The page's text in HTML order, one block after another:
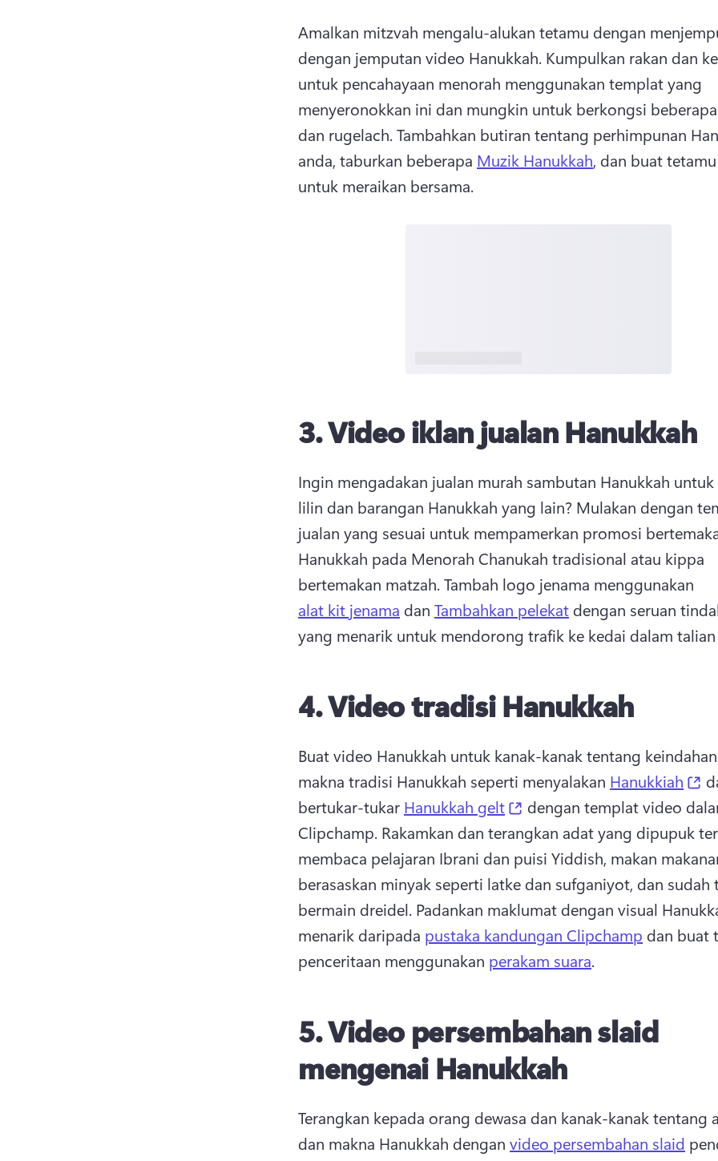
Amalkan mitzvah mengalu-alukan tetamu dengan
dengan jemputan video Hanukkah. Kumpulkan rakan dan
untuk pencahayaan menorah menggunakan templat yang
menyeronokkan ini dan mungkin untuk berkongsi
dan rugelach. Tambahkan butiran tentang perhimpunan
anda, taburkan beberapa Muzik Hanukkah, dan buat
untuk meraikan bersama.
3.Video iklan jualan Hanukkah
Ingin mengadakan jualan murah sambutan Hanukkah untuk
lilin dan barangan Hanukkah yang lain? Mulakan dengan
jualan yang sesuai untuk mempamerkan promosi
Hanukkah pada Menorah Chanukah tradisional atau kippa
bertemakan matzah. Tambah logo jenama menggunakan
alat kit jenama dan Tambahkan pelekat dengan seruan
yang menarik untuk mendorong trafik ke kedai dalam talian
4.Video tradisi Hanukkah
Buat video Hanukkah untuk kanak-kanak tentang
makna tradisi Hanukkah seperti menyalakan Hanukkiah
bertukar-tukar Hanukkah gelt (opens in a new tab)
dengan templat video
Clipchamp. Rakamkan dan terangkan adat yang dipupuk
membaca pelajaran Ibrani dan puisi Yiddish, makan
berasaskan minyak seperti latke dan sufganiyot, dan sudah
bermain dreidel. Padankan maklumat dengan visual
menarik daripada pustaka kandungan Clipchamp dan buat
penceritaan menggunakan perakam suara.
5.Video persembahan slaid
mengenai Hanukkah
Terangkan kepada orang dewasa dan kanak-kanak tentang
dan makna Hanukkah dengan video persembahan slaid